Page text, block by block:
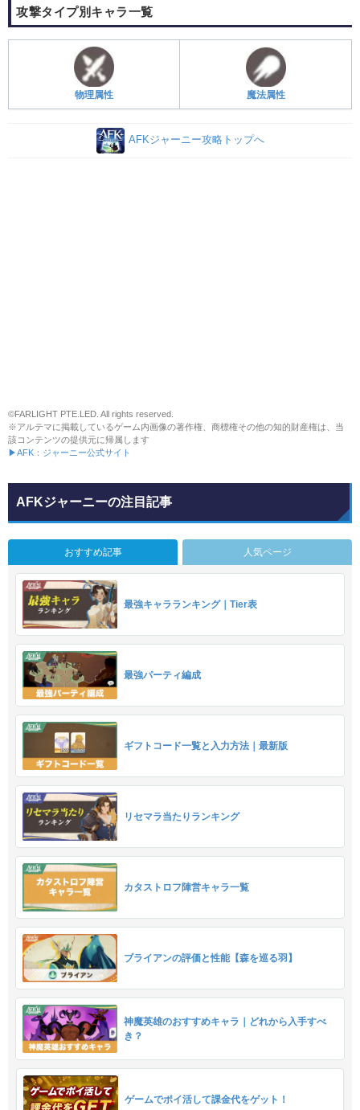
攻撃タイプ別キャラ一覧
物理属性 魔法属性
AFKジャーニー攻略トップへ
©FARLIGHT PTE.LED. All rights reserved.
※アルテマに掲載しているゲーム内画像の著作権、商標権その他の知的財産権は、当
該コンテンツの提供元に帰属します
▶AFK：ジャーニー公式サイト
AFKジャーニーの注目記事
おすすめ記事 人気ページ
最強キャラランキング｜Tier表
最強パーティ編成
ギフトコード一覧と入力方法｜最新版
リセマラ当たりランキング
カタストロフ陣営キャラ一覧
ブライアンの評価と性能【森を巡る羽】
神魔英雄のおすすめキャラ｜どれから入手すべ
き？
ゲームでポイ活して課金代をゲット！